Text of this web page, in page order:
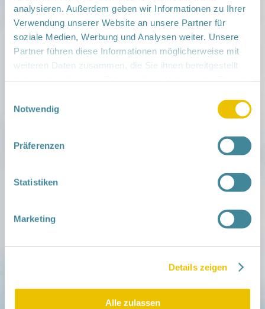
analysieren. Außerdem geben wir Informationen zu Ihrer
Verwendung unserer Website an unsere Partner für
soziale Medien, Werbung und Analysen weiter. Unsere
Partner führen diese Informationen möglicherweise mit
weiteren Daten zusammen, die Sie ihnen bereitgestellt
Notwendig
Präferenzen
Statistiken
Marketing
Details zeigen
Alle zulassen
Veranstaltungsort:
Klinik Oranienburg, Haus N, 1.OG, Konferenzraum
"Kleines Briesetal", Robert-Koch-Str. 2-12, 16515
Oranienburg
› auf Google Maps anzeigen
Zu deiner Region